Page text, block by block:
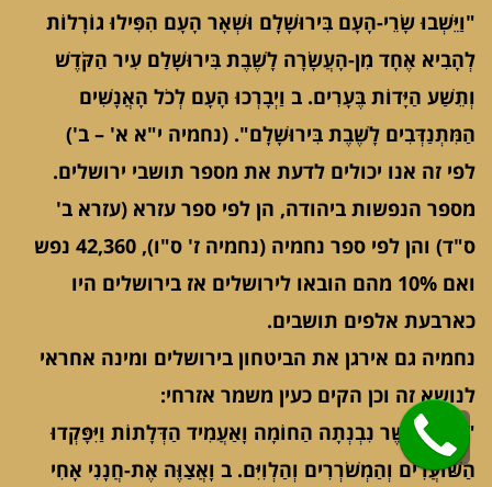
"וַיֵּשְׁבוּ שָׂרֵי-הָעָם בִּירוּשָׁלִָם וּשְׁאָר הָעָם הִפִּילוּ גוֹרָלוֹת
לְהָבִיא אֶחָד מִן-הָעֲשָׂרָה לָשֶׁבֶת בִּירוּשָׁלִַם עִיר הַקֹּדֶשׁ
וְתֵשַׁע הַיָּדוֹת בֶּעָרִים. ב וַיְבָרְכוּ הָעָם לְכֹל הָאֲנָשִׁים
הַמִּתְנַדְּבִים לָשֶׁבֶת בִּירוּשָׁלִָם". (נחמיה י"א א' – ב')
לפי זה אנו יכולים לדעת את מספר תושבי ירושלים.
מספר הנפשות ביהודה, הן לפי ספר עזרא (עזרא ב'
ס"ד) והן לפי ספר נחמיה (נחמיה ז' ס"ו), 42,360 נפש
ואם 10% מהם הובאו לירושלים אז בירושלים היו
כארבעת אלפים תושבים.
נחמיה גם אירגן את הביטחון בירושלים ומינה אחראי
לנושא זה וכן הקים כעין משמר אזרחי:
"וַיְהִי כַּאֲשֶׁר נִבְנְתָה הַחוֹמָה וָאַעֲמִיד הַדְּלָתוֹת וַיִּפָּקְדוּ
הַשּׁוֹעֲרִים וְהַמְשֹׁרְרִים וְהַלְוִיִּם. ב וָאֲצַוֶּה אֶת-חֲנָנִי אָחִי
גלילה
לראש